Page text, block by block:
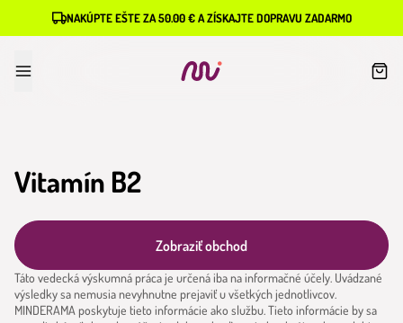
NAKÚPTE EŠTE ZA 50.00 € A ZÍSKAJTE DOPRAVU ZADARMO
Vitamín B2
Zobraziť obchod
Táto vedecká výskumná práca je určená iba na informačné účely. Uvádzané
výsledky sa nemusia nevyhnutne prejaviť u všetkých jednotlivcov.
MINDERAMA poskytuje tieto informácie ako službu. Tieto informácie by sa